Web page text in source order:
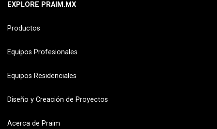
EXPLORE PRAIM.MX
Productos
Equipos Profesionales
Equipos Residenciales
Diseño y Creación de Proyectos
Acerca de Praim